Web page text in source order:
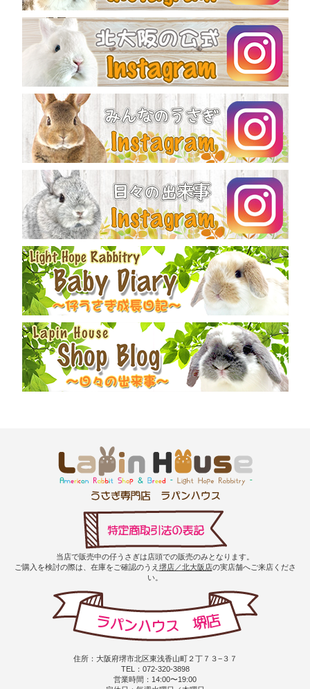
当店で販売中の仔うさぎは店頭での販売のみとなります。
ご購入を検討の際は、在庫をご確認のうえ 堺店／北大阪店の実店舗へご来店くださ
い。
住所：大阪府堺市北区東浅香山町２丁７３−３７
TEL：072-320-3898
営業時間：14:00〜19:00